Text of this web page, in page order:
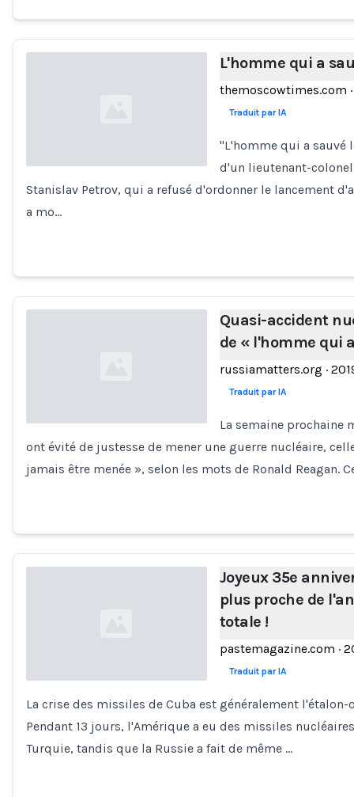
L'homme qui a
themoscowtimes.com ·
Traduit par IA
"L'homme qui a sauvé
d'un lieutenant-colonel
Stanislav Petrov, qui a refusé d'ordonner le lancement
a mo…
Quasi-accident
de « l'homme qui
russiamatters.org ·
Traduit par IA
La semaine prochaine
ont évité de justesse de mener une guerre nucléaire,
jamais être menée », selon les mots de Ronald Reagan.
Joyeux 35e
plus proche de
totale !
pastemagazine.com ·
Traduit par IA
La crise des missiles de Cuba est généralement
Pendant 13 jours, l'Amérique a eu des missiles
Turquie, tandis que la Russie a fait de même …